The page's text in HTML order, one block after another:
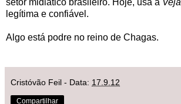
legítima e confiável.
Algo está podre no reino de Chagas.
Cristóvão Feil - Data: 17.9.12
Compartilhar